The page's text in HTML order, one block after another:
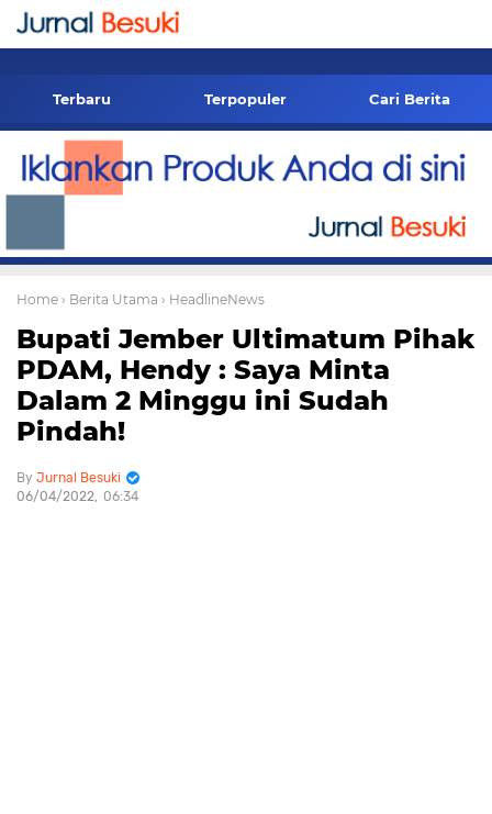
-->
Terbaru Terpopuler Cari Berita
Home › Berita Utama › HeadlineNews
Bupati Jember Ultimatum Pihak
PDAM, Hendy : Saya Minta
Dalam 2 Minggu ini Sudah
Pindah!
Jurnal Besuki
06/04/2022 06:34